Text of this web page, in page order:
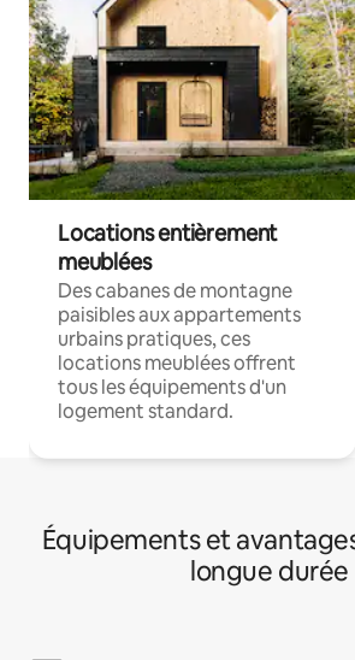
Locations entièrement
meublées
Des cabanes de montagne
paisibles aux appartements
urbains pratiques, ces
locations meublées offrent
tous les équipements d'un
logement standard.
Équipements et
longue durée